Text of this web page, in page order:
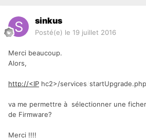
sinkus
Posté(e) le 19 juillet 2016
Merci beaucoup.
Alors,
http://<IP hc2>/services startUpgrade.php
va me permettre à sélectionner une
de Firmware?
Merci !!!!